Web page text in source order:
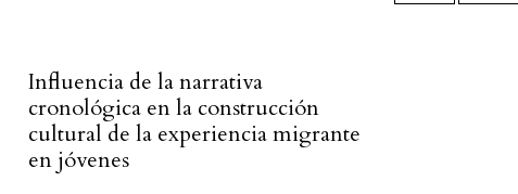
Influencia de la narrativa
cronológica en la construcción
cultural de la experiencia migrante
en jóvenes